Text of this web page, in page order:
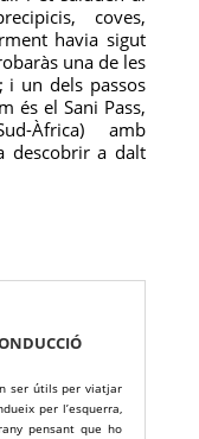
coves,
havia sigut
una de les
i un dels passos
és el Sani Pass,
Àfrica) amb
descobrir a dalt
ser útils per viatjar
per l’esquerra,
pensant que ho